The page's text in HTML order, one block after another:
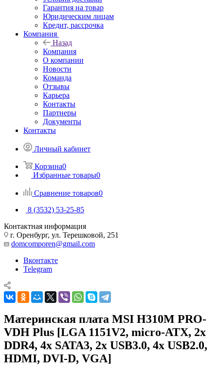
Гарантия на товар
Юридическим лицам
Кредит, рассрочка
Компания
Назад
Компания
О компании
Новости
Команда
Отзывы
Карьера
Контакты
Партнеры
Документы
Контакты
Личный кабинет
Корзина0
Избранные товары0
Сравнение товаров0
8 (3532) 53-25-85
Контактная информация
г. Оренбург, ул. Терешковой, 251
domcomporen@gmail.com
Вконтакте
Telegram
Материнская плата MSI H310M PRO-
VDH Plus [LGA 1151V2, micro-ATX, 2x
DDR4, 4x SATA3, 2x USB3.0, 4x USB2.0,
HDMI, DVI-D, VGA]